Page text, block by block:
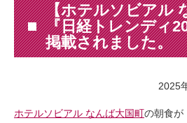
【ホテルソビアル
『日経トレンディ
掲載されました。
2025
ホテルソビアル なんば大国町の朝食が